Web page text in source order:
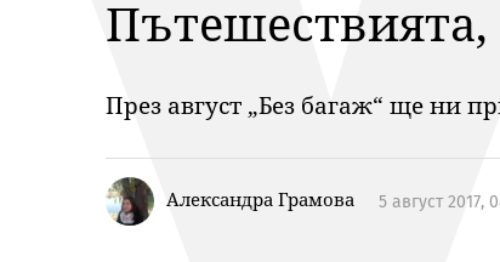
Пътешествията,
През август „Без багаж“ ще ни
Александра Грамова 5 август 2017,